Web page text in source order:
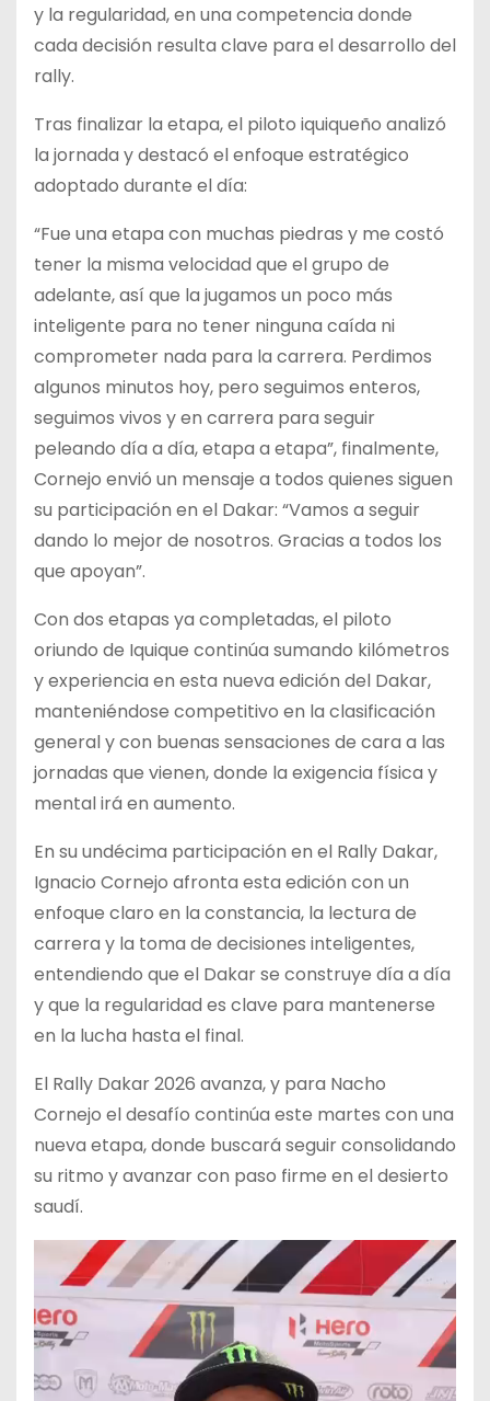
y la regularidad, en una competencia donde
cada decisión resulta clave para el desarrollo del
rally.
Tras finalizar la etapa, el piloto iquiqueño analizó
la jornada y destacó el enfoque estratégico
adoptado durante el día:
“Fue una etapa con muchas piedras y me costó
tener la misma velocidad que el grupo de
adelante, así que la jugamos un poco más
inteligente para no tener ninguna caída ni
comprometer nada para la carrera. Perdimos
algunos minutos hoy, pero seguimos enteros,
seguimos vivos y en carrera para seguir
peleando día a día, etapa a etapa”, finalmente,
Cornejo envió un mensaje a todos quienes siguen
su participación en el Dakar: “Vamos a seguir
dando lo mejor de nosotros. Gracias a todos los
que apoyan”.
Con dos etapas ya completadas, el piloto
oriundo de Iquique continúa sumando kilómetros
y experiencia en esta nueva edición del Dakar,
manteniéndose competitivo en la clasificación
general y con buenas sensaciones de cara a las
jornadas que vienen, donde la exigencia física y
mental irá en aumento.
En su undécima participación en el Rally Dakar,
Ignacio Cornejo afronta esta edición con un
enfoque claro en la constancia, la lectura de
carrera y la toma de decisiones inteligentes,
entendiendo que el Dakar se construye día a día
y que la regularidad es clave para mantenerse
en la lucha hasta el final.
El Rally Dakar 2026 avanza, y para Nacho
Cornejo el desafío continúa este martes con una
nueva etapa, donde buscará seguir consolidando
su ritmo y avanzar con paso firme en el desierto
saudí.